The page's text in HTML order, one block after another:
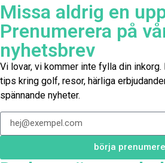
Missa aldrig en
Prenumerera på
nyhetsbrev
Vi lovar, vi kommer inte fylla din
tips kring golf, resor, härliga
spännande nyheter.
börja